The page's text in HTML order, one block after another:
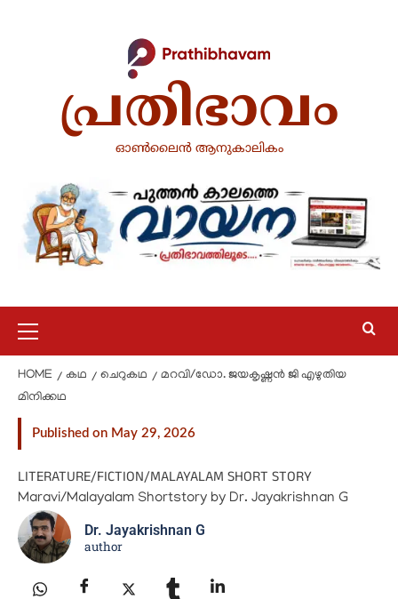
പ്രതിഭാവം
ഓൺലൈൻ ആനുകാലികം
HOME കഥ ചെറുകഥ
മറവി/ഡോ. ജയകൃഷ്ണൻ ജി എഴുതിയ
മിനിക്കഥ
Published on May 29, 2026
LITERATURE/FICTION/MALAYALAM SHORT STORY
Maravi/Malayalam Shortstory by Dr. Jayakrishnan G
Dr. Jayakrishnan G
author